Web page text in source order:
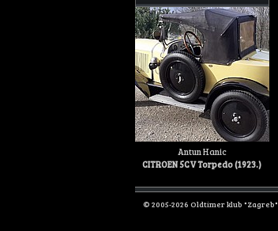
Antun Hanic
CITROEN 5CV Torpedo (1923.)
© 2005-2026 Oldtimer klub "Zagreb"